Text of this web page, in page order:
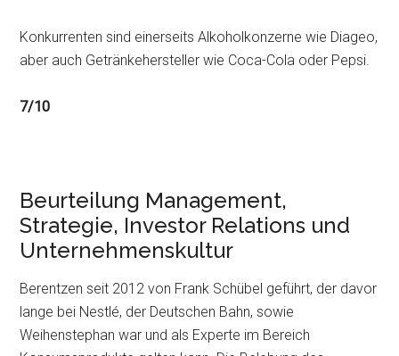
Konkurrenten sind einerseits Alkoholkonzerne wie Diageo,
aber auch Getränkehersteller wie Coca-Cola oder Pepsi.
7/10
Beurteilung Management,
Strategie, Investor Relations und
Unternehmenskultur
Berentzen seit 2012 von Frank Schübel geführt, der davor
lange bei Nestlé, der Deutschen Bahn, sowie
Weihenstephan war und als Experte im Bereich